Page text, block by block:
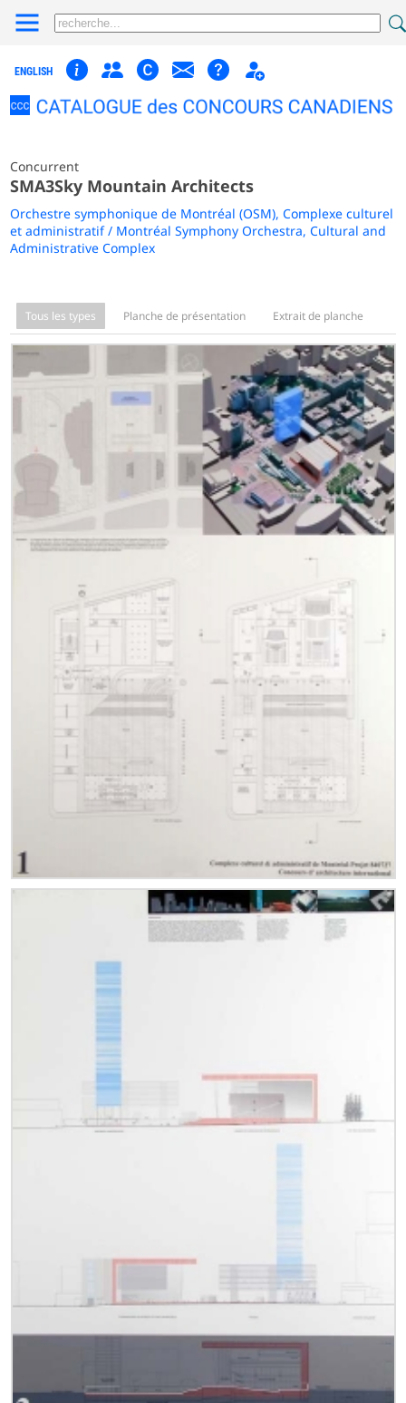
ENGLISH
Concurrent
SMA3Sky Mountain Architects
Orchestre symphonique de Montréal (OSM), Complexe culturel
et administratif / Montréal Symphony Orchestra, Cultural and
Administrative Complex
Tous les types Planche de présentation Extrait de planche